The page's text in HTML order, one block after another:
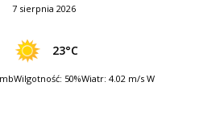
7 sierpnia 2026
23°C
Wilgotność: 50%Wiatr: 4.02 m/s W